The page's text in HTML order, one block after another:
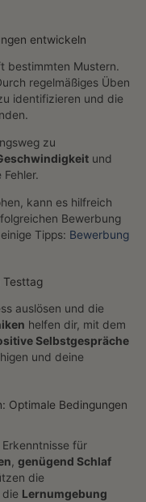
entwickeln
bestimmten Mustern.
regelmäßiges Üben
identifizieren und die
zu
und
kann es hilfreich
Bewerbung
Tipps: Bewerbung
Testtag
auslösen und die
helfen dir, mit dem
Selbstgespräche
und deine
Optimale Bedingungen
für
, genügend Schlaf
die
die Lernumgebung